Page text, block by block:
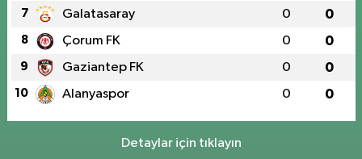
7 Galatasaray 0 0
8 Çorum FK 0 0
9 Gaziantep FK 0 0
10 Alanyaspor 0 0
Detaylar için tıklayın